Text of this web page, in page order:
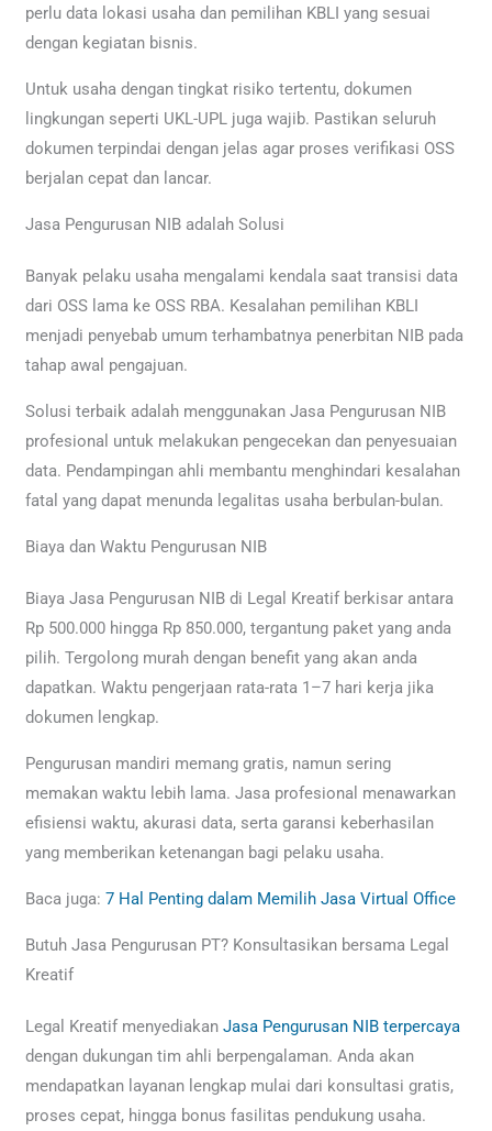
perlu data lokasi usaha dan pemilihan KBLI yang sesuai
dengan kegiatan bisnis.
Untuk usaha dengan tingkat risiko tertentu, dokumen
lingkungan seperti UKL-UPL juga wajib. Pastikan seluruh
dokumen terpindai dengan jelas agar proses verifikasi OSS
berjalan cepat dan lancar.
Jasa Pengurusan NIB adalah Solusi
Banyak pelaku usaha mengalami kendala saat transisi data
dari OSS lama ke OSS RBA. Kesalahan pemilihan KBLI
menjadi penyebab umum terhambatnya penerbitan NIB pada
tahap awal pengajuan.
Solusi terbaik adalah menggunakan Jasa Pengurusan NIB
profesional untuk melakukan pengecekan dan penyesuaian
data. Pendampingan ahli membantu menghindari kesalahan
fatal yang dapat menunda legalitas usaha berbulan-bulan.
Biaya dan Waktu Pengurusan NIB
Biaya Jasa Pengurusan NIB di Legal Kreatif berkisar antara
Rp 500.000 hingga Rp 850.000, tergantung paket yang anda
pilih. Tergolong murah dengan benefit yang akan anda
dapatkan. Waktu pengerjaan rata-rata 1–7 hari kerja jika
dokumen lengkap.
Pengurusan mandiri memang gratis, namun sering
memakan waktu lebih lama. Jasa profesional menawarkan
efisiensi waktu, akurasi data, serta garansi keberhasilan
yang memberikan ketenangan bagi pelaku usaha.
Baca juga:7 Hal Penting dalam Memilih Jasa Virtual Office
Butuh Jasa Pengurusan PT? Konsultasikan bersama Legal
Kreatif
Legal Kreatif menyediakanJasa Pengurusan NIB terpercaya
dengan dukungan tim ahli berpengalaman. Anda akan
mendapatkan layanan lengkap mulai dari konsultasi gratis,
proses cepat, hingga bonus fasilitas pendukung usaha.